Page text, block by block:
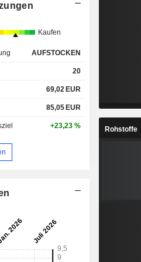
Kaufen
AUFSTOCKEN
20
69,02 EUR
85,05 EUR
+23,23 % Rohstoffe